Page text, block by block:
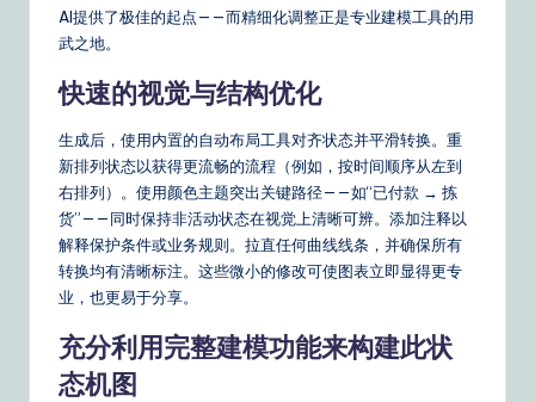
AI提供了极佳的起点——而精细化调整正是专业建模工具的用
武之地。
快速的视觉与结构优化
生成后，使用内置的自动布局工具对齐状态并平滑转换。重
新排列状态以获得更流畅的流程（例如，按时间顺序从左到
右排列）。使用颜色主题突出关键路径——如“已付款 → 拣
货”——同时保持非活动状态在视觉上清晰可辨。添加注释以
解释保护条件或业务规则。拉直任何曲线线条，并确保所有
转换均有清晰标注。这些微小的修改可使图表立即显得更专
业，也更易于分享。
充分利用完整建模功能来构建此状
态机图